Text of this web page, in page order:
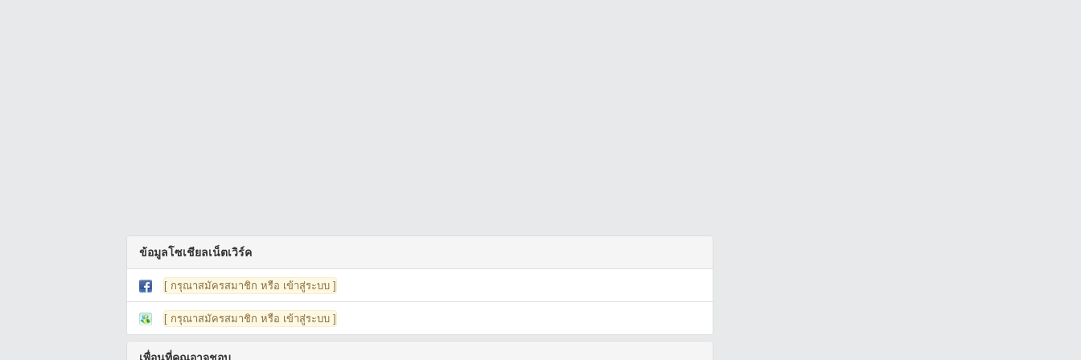
ข้อมูลโซเชียลเน็ตเวิร์ค
[ กรุณาสมัครสมาชิก หรือ เข้าสู่ระบบ ]
[ กรุณาสมัครสมาชิก หรือ เข้าสู่ระบบ ]